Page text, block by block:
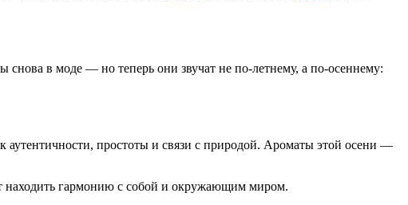
в моде — но теперь они звучат не по-летнему, а по-осеннему:
простоты и связи с природой. Ароматы этой осени —
находить гармонию с собой и окружающим миром.